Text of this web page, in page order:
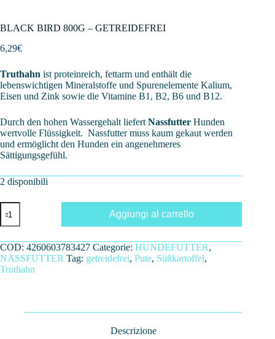
BLACK BIRD 800G – GETREIDEFREI
6,29€
Truthahn ist proteinreich, fettarm und enthält die
lebenswichtigen Mineralstoffe und Spurenelemente Kalium,
Eisen und Zink sowie die Vitamine B1, B2, B6 und B12.
Durch den hohen Wassergehalt liefert Nassfutter Hunden
wertvolle Flüssigkeit. Nassfutter muss kaum gekaut werden
und ermöglicht den Hunden ein angenehmeres
Sättigungsgefühl.
2 disponibili
BLACK
BIRD
800G
GETREIDEFREI
quantità
Aggiungi al carrello
COD: 4260603783427 Categorie: HUNDEFUTTER,
NASSFUTTER Tag: getreidefrei, Pute, Süßkartoffel,
Truthahn
Descrizione